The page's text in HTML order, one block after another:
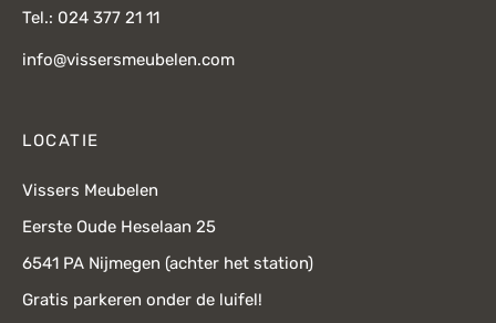
Tel.: 024 377 21 11
info@vissersmeubelen.com
LOCATIE
Vissers Meubelen
Eerste Oude Heselaan 25
6541 PA Nijmegen (achter het station)
Gratis parkeren onder de luifel!